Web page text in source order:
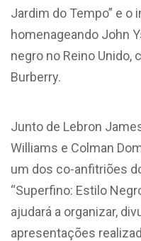
Jardim do Tempo” e o
homenageando John
negro no Reino Unido,
Burberry.
Junto de Lebron
Williams e Colman
um dos co-anfitriões
“Superfino: Estilo
ajudará a organizar,
apresentações